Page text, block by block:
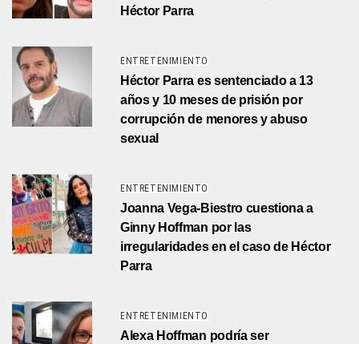
Héctor Parra
ENTRETENIMIENTO
Héctor Parra es sentenciado a 13
años y 10 meses de prisión por
corrupción de menores y abuso
sexual
ENTRETENIMIENTO
Joanna Vega-Biestro cuestiona a
Ginny Hoffman por las
irregularidades en el caso de Héctor
Parra
ENTRETENIMIENTO
Alexa Hoffman podría ser